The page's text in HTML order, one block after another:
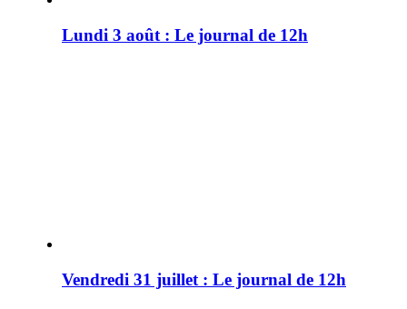
Lundi 3 août : Le journal de 12h
Vendredi 31 juillet : Le journal de 12h